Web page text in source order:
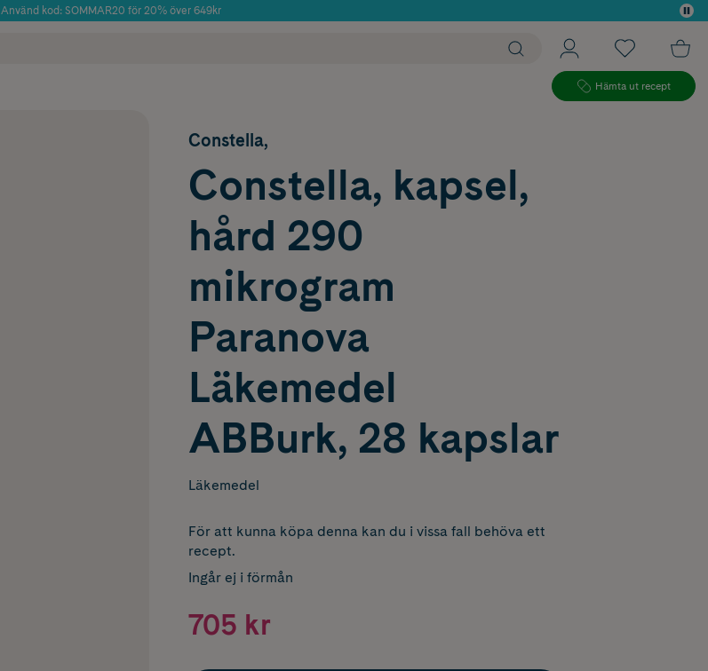
Använd kod: SOMMAR20 för 20% över 649kr
Hämta ut recept
Constella,
Constella, kapsel,
hård 290
mikrogram
Paranova
Läkemedel
ABBurk, 28 kapslar
Läkemedel
För att kunna köpa denna kan du i vissa fall behöva ett
recept.
Ingår ej i förmån
705 kr